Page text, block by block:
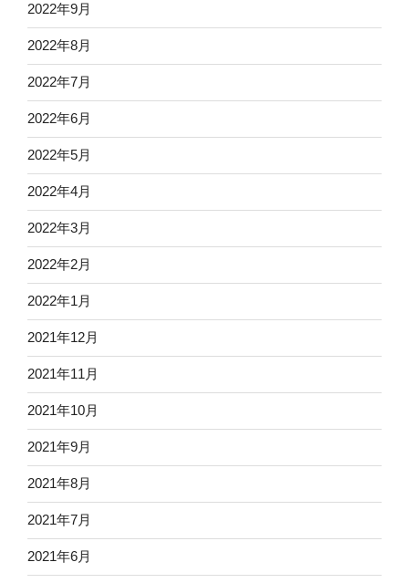
2022年9月
2022年8月
2022年7月
2022年6月
2022年5月
2022年4月
2022年3月
2022年2月
2022年1月
2021年12月
2021年11月
2021年10月
2021年9月
2021年8月
2021年7月
2021年6月